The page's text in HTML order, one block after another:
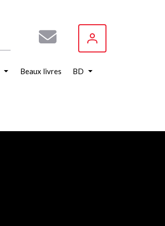
Beaux livres BD